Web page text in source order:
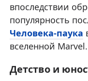
впоследствии
популярность
Человека-паука
вселенной Marvel.
Детство и